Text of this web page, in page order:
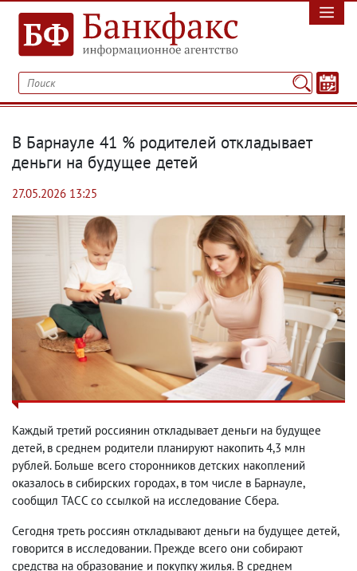
В Барнауле 41 % родителей откладывает
деньги на будущее детей
27.05.2026 13:25
Каждый третий россиянин откладывает деньги на будущее
детей, в среднем родители планируют накопить 4,3 млн
рублей. Больше всего сторонников детских накоплений
оказалось в сибирских городах, в том числе в Барнауле,
сообщил ТАСС со ссылкой на исследование Сбера.
Сегодня треть россиян откладывают деньги на будущее детей,
говорится в исследовании. Прежде всего они собирают
средства на образование и покупку жилья. В среднем